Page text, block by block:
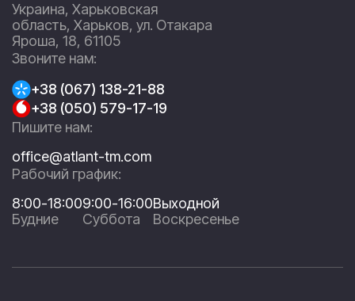
Украина, Харьковская
область, Харьков, ул. Отакара
Яроша, 18, 61105
Звоните нам:
+38 (067) 138-21-88
+38 (050) 579-17-19
Пишите нам:
office@atlant-tm.com
Рабочий график:
8:00-18:00
Будние
9:00-16:00
Суббота
Выходной
Воскресенье